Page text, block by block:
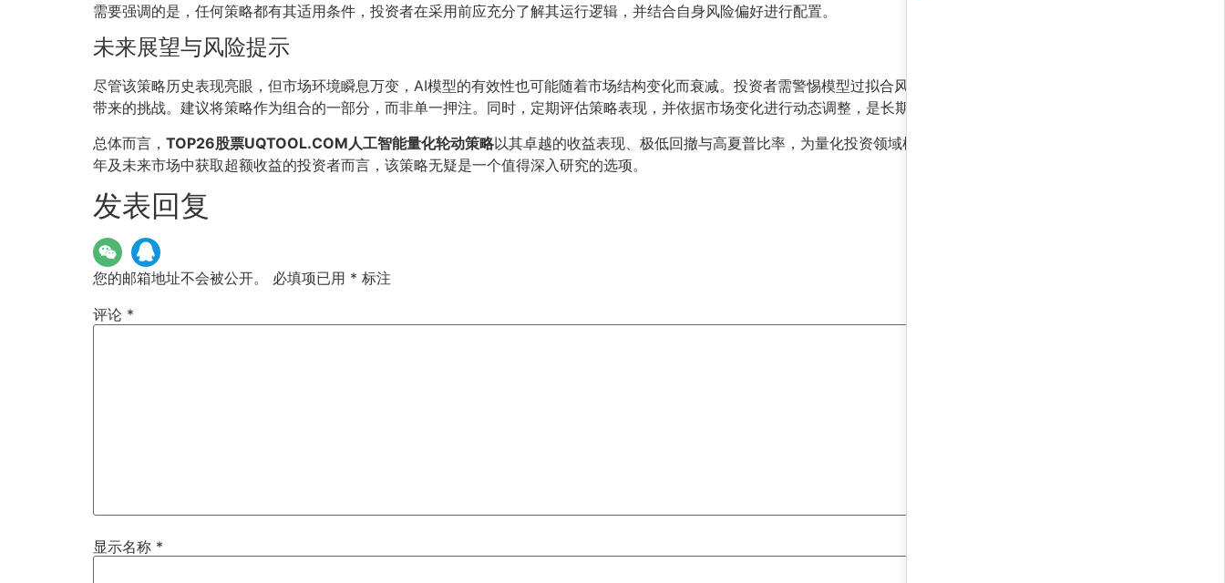
需要强调的是，任何策略都有其适用条件，投资者在采用前应充分了解其运行逻辑，并结合自身风险偏好进行配置。
未来展望与风险提示
尽管该策略历史表现亮眼，但市场环境瞬息万变，AI模型的有效性也可能随着市场结构变化而衰减。投资者需警惕模型过拟合风险、流动性风险以及市场风格切换
带来的挑战。建议将策略作为组合的一部分，而非单一押注。同时，定期评估策略表现，并依据市场变化进行动态调整，是长期投资成功的关键。
总体而言， TOP26股票UQTOOL.COM人工智能量化轮动策略以其卓越的收益表现、极低回撤与高夏普比率，为量化投资领域树立了新的标杆。对于寻求在2025
年及未来市场中获取超额收益的投资者而言，该策略无疑是一个值得深入研究的选项。
发表回复
您的邮箱地址不会被公开。 必填项已用 * 标注
评论 *
显示名称 *